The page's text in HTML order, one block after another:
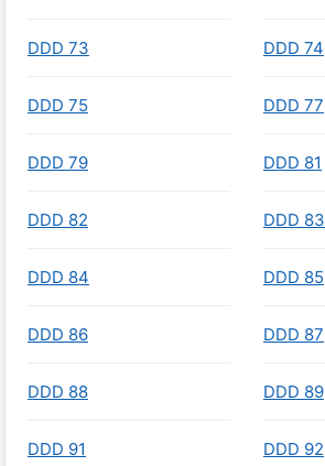
DDD 73 DDD 74
DDD 75 DDD 77
DDD 79 DDD 81
DDD 82 DDD 83
DDD 84 DDD 85
DDD 86 DDD 87
DDD 88 DDD 89
DDD 91 DDD 92